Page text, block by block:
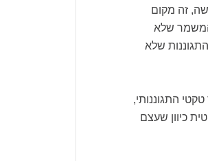
זה מקום
המשמר שלא
שלא
התגוננותי,
כיוון שעצם